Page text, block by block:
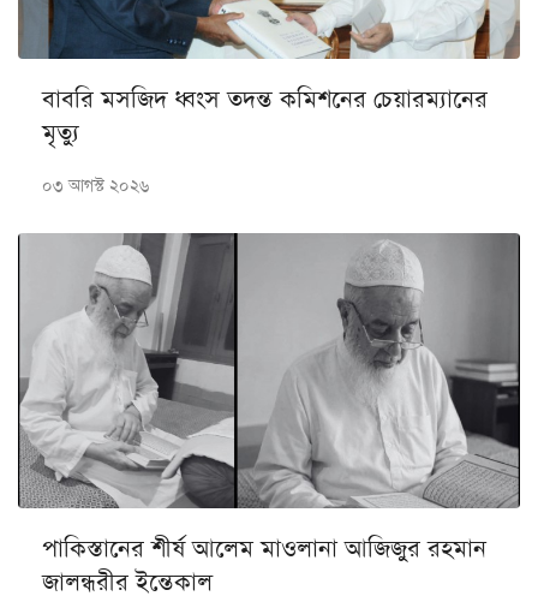
বাবরি মসজিদ ধ্বংস তদন্ত কমিশনের চেয়ারম্যানের
মৃত্যু
০৩ আগস্ট ২০২৬
পাকিস্তানের শীর্ষ আলেম মাওলানা আজিজুর রহমান
জালন্ধরীর ইন্তেকাল